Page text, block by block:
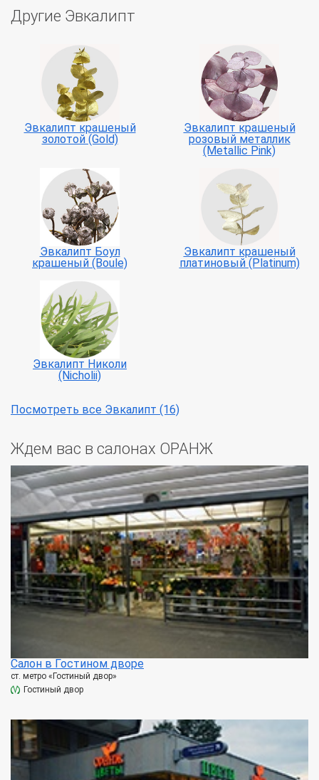
Другие Эвкалипт
Эвкалипт крашеный
золотой (Gold)
Эвкалипт крашеный
розовый металлик
(Metallic Pink)
Эвкалипт Боул
крашеный (Boule)
Эвкалипт крашеный
платиновый (Platinum)
Эвкалипт Николи
(Nicholii)
Посмотреть все Эвкалипт (16)
Ждем вас в салонах ОРАНЖ
Салон в Гостином дворе
ст. метро «Гостиный двор»
Гостиный двор